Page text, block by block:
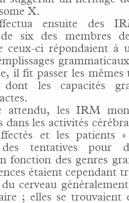
X.
ensuite des
de six des membres
ceux-ci répondaient à
il fit passer les mêmes
dont les capacités
attendu, les IRM
dans les activités
et les patients
tentatives pour
fonction des genres
étaient cependant
cerveau
; elles se trouvaient